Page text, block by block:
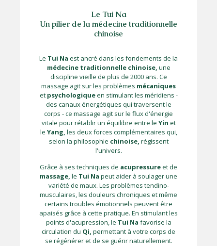
Le Tui Na
Un pilier de la médecine traditionnelle
chinoise
Le Tui Na est ancré dans les fondements de la
médecine traditionnelle chinoise, une
discipline vieille de plus de 2000 ans. Ce
massage agit sur les problèmes mécaniques
et psychologiqueen stimulant les méridiens -
des canaux énergétiques qui traversent le
corps - ce massage agit sur le flux d'énergie
vitale pour rétablir un équilibre entre le Yin et
le Yang, les deux forces complémentaires qui,
selon la philosophie chinoise, régissent
l'univers.
Grâce à ses techniques de acupressureet de
massage, le Tui Na peut aider à soulager une
variété de maux. Les problèmes tendino-
musculaires, les douleurs chroniques et même
certains troubles émotionnels peuvent être
apaisés grâce à cette pratique. En stimulant les
points d'acupression, le Tui Na favorise la
circulation du Qi, permettant à votre corps de
se régénérer et de se guérir naturellement.